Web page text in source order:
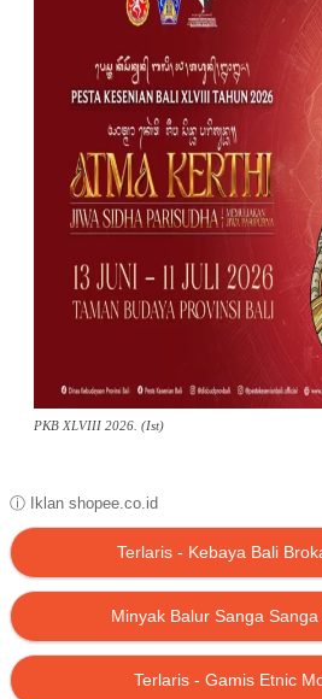
PKB XLVIII 2026. (Ist)
ⓘ Iklan shopee.co.id
Terlaris - Kebaya Bali
Minyak Balur Sanga
Terlaris - Gamis Etnic